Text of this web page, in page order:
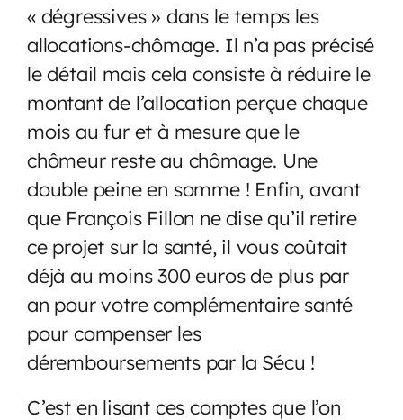
« dégressives » dans le temps les
allocations-chômage. Il n’a pas précisé
le détail mais cela consiste à réduire le
montant de l’allocation perçue chaque
mois au fur et à mesure que le
chômeur reste au chômage. Une
double peine en somme ! Enfin, avant
que François Fillon ne dise qu’il retire
ce projet sur la santé, il vous coûtait
déjà au moins 300 euros de plus par
an pour votre complémentaire santé
pour compenser les
déremboursements par la Sécu !
C’est en lisant ces comptes que l’on